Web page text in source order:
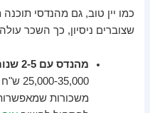
כמו יין טוב, גם מהנדסי
שצוברים ניסיון, כך השכר
מהנדס עם 2-5 שנות ניסיון:
משכורות שמאפשרות